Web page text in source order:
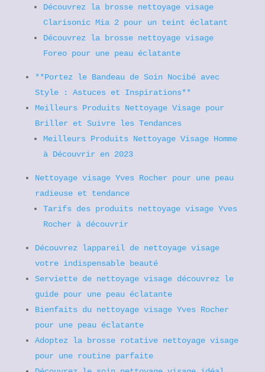
Découvrez la brosse nettoyage visage
Clarisonic Mia 2 pour un teint éclatant
Découvrez la brosse nettoyage visage
Foreo pour une peau éclatante
**Portez le Bandeau de Soin Nocibé avec
Style : Astuces et Inspirations**
Meilleurs Produits Nettoyage Visage pour
Briller et Suivre les Tendances
Meilleurs Produits Nettoyage Visage Homme
à Découvrir en 2023
Nettoyage visage Yves Rocher pour une peau
radieuse et tendance
Tarifs des produits nettoyage visage Yves
Rocher à découvrir
Découvrez lappareil de nettoyage visage
votre indispensable beauté
Serviette de nettoyage visage découvrez le
guide pour une peau éclatante
Bienfaits du nettoyage visage Yves Rocher
pour une peau éclatante
Adoptez la brosse rotative nettoyage visage
pour une routine parfaite